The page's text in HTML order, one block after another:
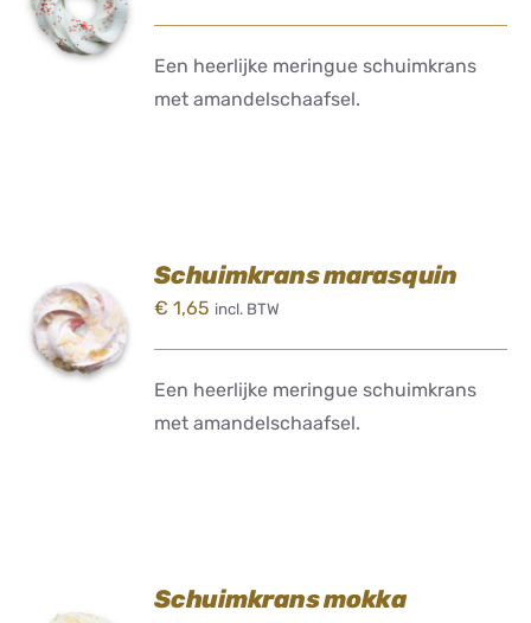
WINKELWAGEN
/
DETAILS
Een heerlijke meringue schuimkrans
met amandelschaafsel.
TOEVOEGEN
AAN
WINKELWAGEN
/
DETAILS
Schuimkrans marasquin
€ 1,65 incl. BTW
Een heerlijke meringue schuimkrans
met amandelschaafsel.
TOEVOEGEN Schuimkrans mokka